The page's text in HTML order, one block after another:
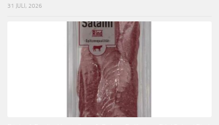
31 JULI, 2026